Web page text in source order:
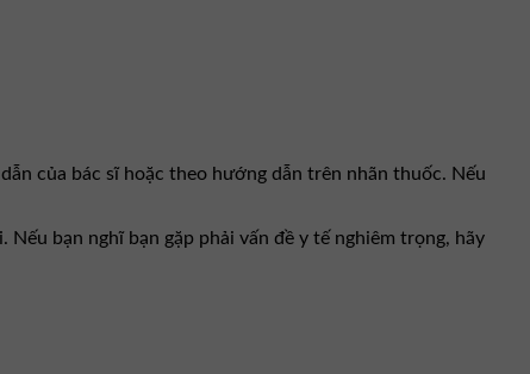
của bác sĩ hoặc theo hướng dẫn trên nhãn thuốc. Nếu
bạn nghĩ bạn gặp phải vấn đề y tế nghiêm trọng, hãy